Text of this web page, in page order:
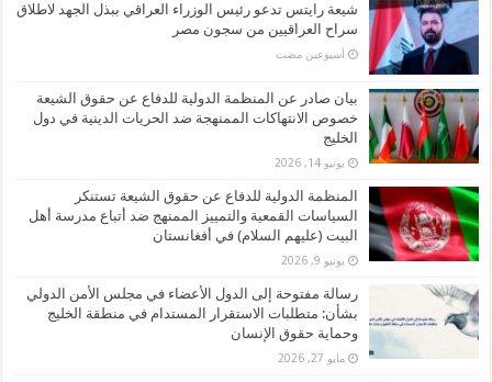
شيعة رايتس تدعو رئيس الوزراء العراقي ببذل الجهد لاطلاق
سراح العراقيين من سجون مصر
‏أسبوعين مضت
بيان صادر عن المنظمة الدولية للدفاع عن حقوق الشيعة
خصوص الانتهاكات الممنهجة ضد الحريات الدينية في دول
الخليج
يونيو 14, 2026
المنظمة الدولية للدفاع عن حقوق الشيعة تستنكر
السياسات القمعية والتمييز الممنهج ضد أتباع مدرسة أهل
البيت (عليهم السلام) في أفغانستان
يونيو 9, 2026
رسالة مفتوحة إلى الدول الأعضاء في مجلس الأمن الدولي
بشأن: متطلبات الاستقرار المستدام في منطقة الخليج
وحماية حقوق الإنسان
مايو 27, 2026